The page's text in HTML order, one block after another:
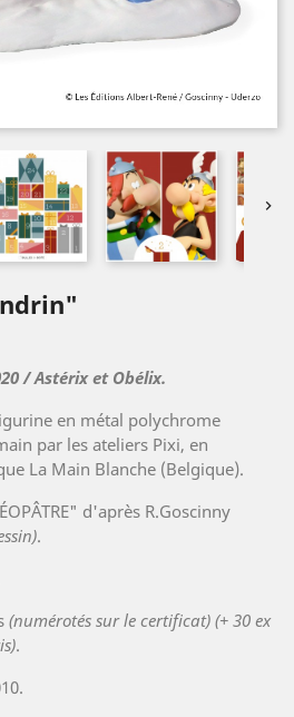

/ Astérix et Obélix.
en métal polychrome
par les ateliers Pixi, en
La Main Blanche (Belgique).
d'après R.Goscinny
.
(numérotés sur le certificat) (+ 30 ex
.